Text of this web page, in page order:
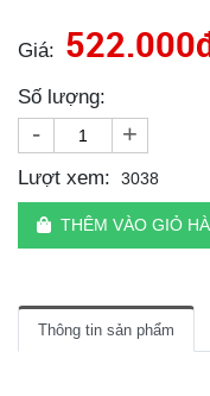
Giá:
Số lượng:
- +
Lượt xem: 3038
THÊM VÀO GIỎ
Thông tin sản phẩm